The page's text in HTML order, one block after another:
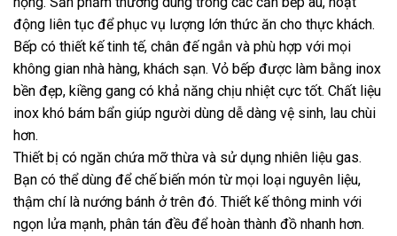
động liên tục để phục vụ lượng lớn thức ăn cho thực khách.
Bếp có thiết kế tinh tế, chân đế ngắn và phù hợp với mọi
không gian nhà hàng, khách sạn. Vỏ bếp được làm bằng inox
bền đẹp, kiềng gang có khả năng chịu nhiệt cực tốt. Chất liệu
inox khó bám bẩn giúp người dùng dễ dàng vệ sinh, lau chùi
hơn.
Thiết bị có ngăn chứa mỡ thừa và sử dụng nhiên liệu gas.
Bạn có thể dùng để chế biến món từ mọi loại nguyên liệu,
thậm chí là nướng bánh ở trên đó. Thiết kế thông minh với
ngọn lửa mạnh, phân tán đều để hoàn thành đồ nhanh hơn.